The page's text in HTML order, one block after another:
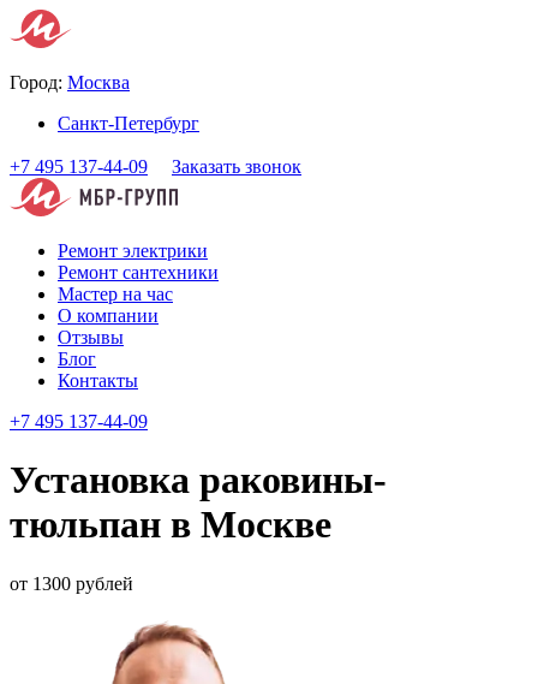
Город: Москва
Санкт-Петербург
+7 495 137-44-09 Заказать звонок
Ремонт электрики
Ремонт сантехники
Мастер на час
О компании
Отзывы
Блог
Контакты
+7 495 137-44-09
Установка раковины-
тюльпан в Москве
от 1300 рублей